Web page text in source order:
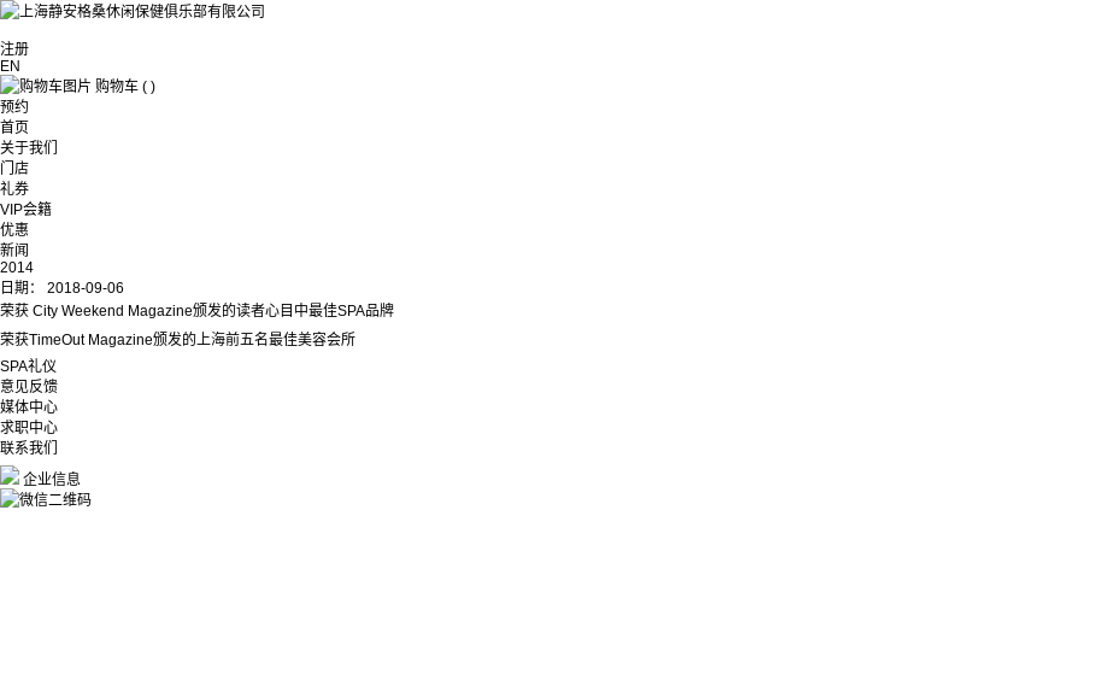
注册
EN
购物车 ( )
预约
首页
关于我们
门店
礼券
VIP会籍
优惠
新闻
2014
日期：
2018-09-06
荣获 City Weekend Magazine颁发的读者心目中最佳SPA品牌
荣获TimeOut Magazine颁发的上海前五名最佳美容会所
SPA礼仪
意见反馈
媒体中心
求职中心
联系我们
企业信息